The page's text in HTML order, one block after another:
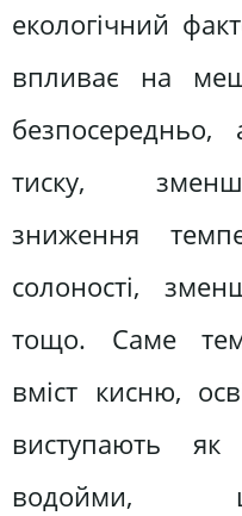
екологічний
впливає на
тиску,
зниження
солоності,
тощо. Саме
вміст кисню,
виступають як
водойми,